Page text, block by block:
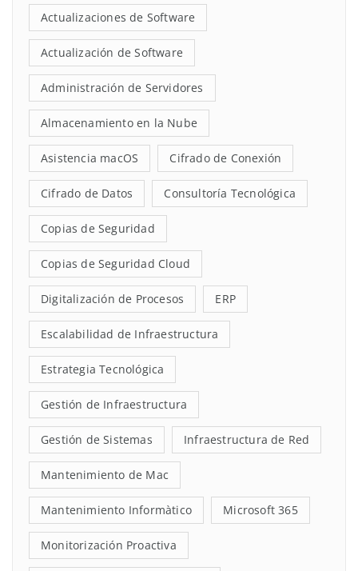
Actualizaciones de Software
Actualización de Software
Administración de Servidores
Almacenamiento en la Nube
Asistencia macOS Cifrado de Conexión
Cifrado de Datos Consultoría Tecnológica
Copias de Seguridad
Copias de Seguridad Cloud
Digitalización de Procesos ERP
Escalabilidad de Infraestructura
Estrategia Tecnológica
Gestión de Infraestructura
Gestión de Sistemas Infraestructura de Red
Mantenimiento de Mac
Mantenimiento Informàtico Microsoft 365
Monitorización Proactiva